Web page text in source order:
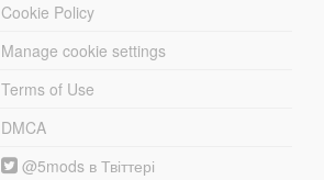
Cookie Policy
Manage cookie settings
Terms of Use
DMCA
@5mods в Твіттері